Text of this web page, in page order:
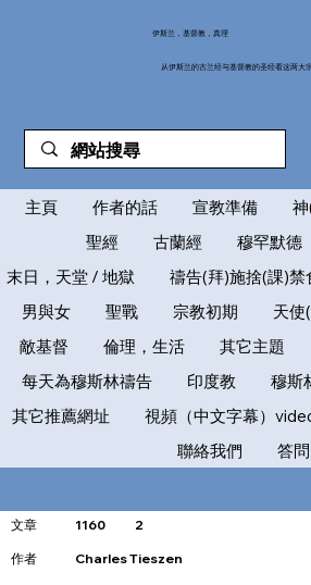
伊斯兰，基督教，真理
从伊斯兰的古兰经与基督教的圣经看这两大
主頁 作者的話 宣教準備
聖經
古蘭經 穆罕默德
末日，天堂 / 地獄
禱告(拜)施捨(課)禁
男與女
聖戰 宗教初期 天使
敵基督
倫理，生活 其它主題
每天為穆斯林禱告
印度教
穆斯
其它推薦網址
視頻（中文字幕）
聯絡我們
答問
文章 1160 2
​作者 Charles Tieszen